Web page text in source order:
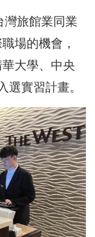
灣旅館業同業
場的機會，
大學、中央
選實習計畫。